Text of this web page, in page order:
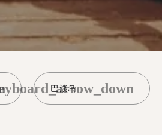
巴淡岛